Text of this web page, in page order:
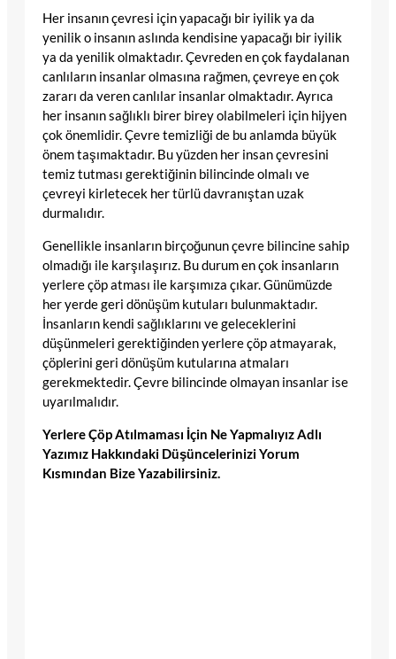
Her insanın çevresi için yapacağı bir iyilik ya da
yenilik o insanın aslında kendisine yapacağı bir iyilik
ya da yenilik olmaktadır. Çevreden en çok faydalanan
canlıların insanlar olmasına rağmen, çevreye en çok
zararı da veren canlılar insanlar olmaktadır. Ayrıca
her insanın sağlıklı birer birey olabilmeleri için hijyen
çok önemlidir. Çevre temizliği de bu anlamda büyük
önem taşımaktadır. Bu yüzden her insan çevresini
temiz tutması gerektiğinin bilincinde olmalı ve
çevreyi kirletecek her türlü davranıştan uzak
durmalıdır.
Genellikle insanların birçoğunun çevre bilincine sahip
olmadığı ile karşılaşırız. Bu durum en çok insanların
yerlere çöp atması ile karşımıza çıkar. Günümüzde
her yerde geri dönüşüm kutuları bulunmaktadır.
İnsanların kendi sağlıklarını ve geleceklerini
düşünmeleri gerektiğinden yerlere çöp atmayarak,
çöplerini geri dönüşüm kutularına atmaları
gerekmektedir. Çevre bilincinde olmayan insanlar ise
uyarılmalıdır.
Yerlere Çöp Atılmaması İçin Ne Yapmalıyız Adlı
Yazımız Hakkındaki Düşüncelerinizi Yorum
Kısmından Bize Yazabilirsiniz.